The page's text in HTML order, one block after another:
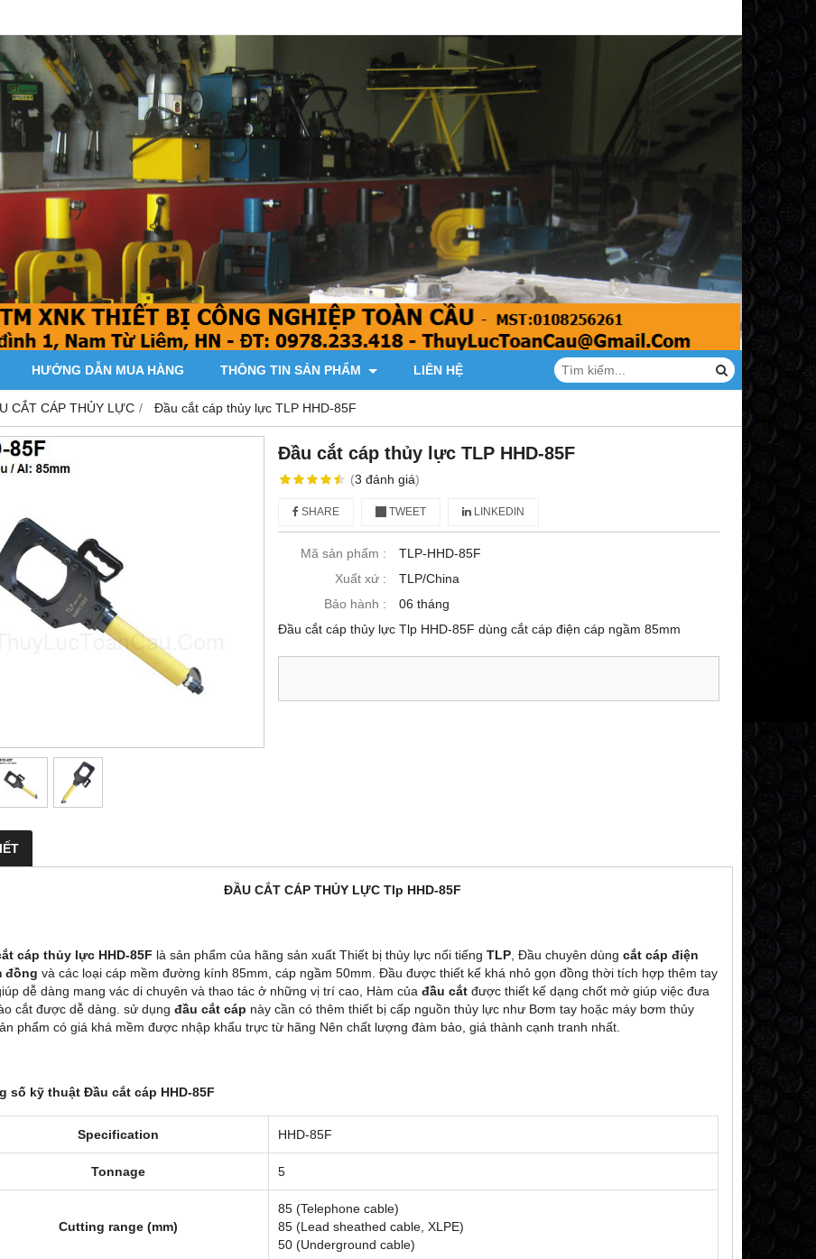
HƯỚNG DẪN MUA HÀNG THÔNG TIN SẢN PHẨM LIÊN HỆ
CẮT CÁP THỦY LỰC Đầu cắt cáp thủy lực TLP HHD-85F
Đầu cắt cáp thủy lực TLP HHD-85F
(3 đánh giá)
SHARE TWEET LINKEDIN
Mã sản phẩm :
TLP-HHD-85F
Xuất xứ :
TLP/China
Bảo hành :
06 tháng
Đầu cắt cáp thủy lực Tlp HHD-85F dùng cắt cáp điện cáp ngầm 85mm
ĐẦU CẮT CÁP THỦY LỰC Tlp HHD-85F
cáp thủy lực HHD-85F là sản phẩm của hãng sản xuất Thiết bị thủy lực nối tiếng TLP , Đầu chuyên dùng cắt cáp điện
đồng và các loại cáp mềm đường kính 85mm, cáp ngầm 50mm. Đầu được thiết kế khá nhỏ gọn đồng thời tích hợp thêm tay
dễ dàng mang vác di chuyên và thao tác ở những vị trí cao, Hàm của đầu cắt được thiết kế dạng chốt mở giúp việc đưa
cắt được dễ dàng. sử dụng đầu cắt cáp này cần có thêm thiết bị cấp nguồn thủy lực như Bơm tay hoặc máy bơm thủy
phẩm có giá khá mềm được nhập khẩu trực từ hãng Nên chất lượng đàm bảo, giá thành cạnh tranh nhất.
số kỹ thuật Đầu cắt cáp HHD-85F
Specification HHD-85F
Tonnage 5
Cutting range (mm)
85 (Telephone cable)
85 (Lead sheathed cable, XLPE)
50 (Underground cable)